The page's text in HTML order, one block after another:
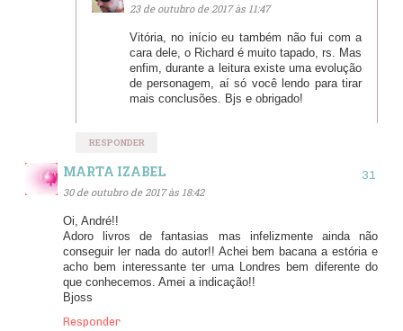
23 de outubro de 2017 às 11:47
Vitória, no início eu também não fui com a
cara dele, o Richard é muito tapado, rs. Mas
enfim, durante a leitura existe uma evolução
de personagem, aí só você lendo para tirar
mais conclusões. Bjs e obrigado!
RESPONDER
MARTA IZABEL
30 de outubro de 2017 às 18:42
Oi, André!!
Adoro livros de fantasias mas infelizmente ainda não
conseguir ler nada do autor!! Achei bem bacana a estória e
acho bem interessante ter uma Londres bem diferente do
que conhecemos. Amei a indicação!!
Bjoss
Responder